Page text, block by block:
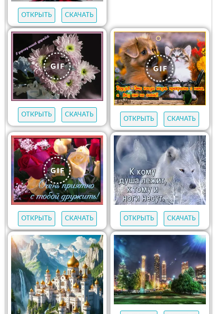
ОТКРЫТЬ СКАЧАТЬ
ОТКРЫТЬ СКАЧАТЬ
ОТКРЫТЬ СКАЧАТЬ
ОТКРЫТЬ СКАЧАТЬ ОТКРЫТЬ СКАЧАТЬ